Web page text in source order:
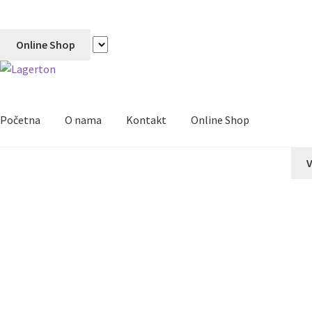
Online Shop
Početna O nama Kontakt Online Shop